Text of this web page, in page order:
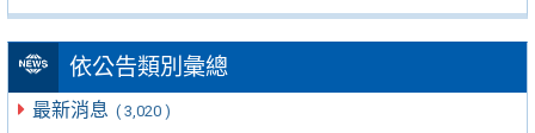
依公告類別彙總
最新消息 ( 3,020 )